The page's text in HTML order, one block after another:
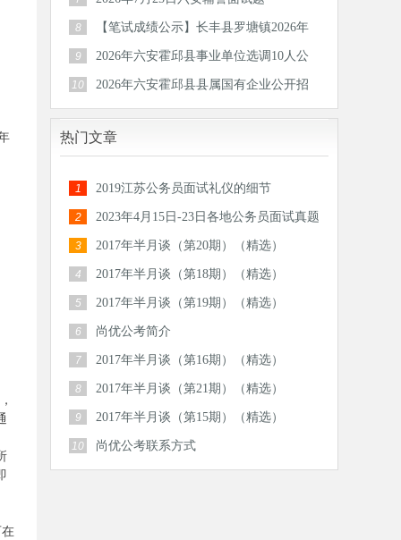
8
【笔试成绩公示】长丰县罗塘镇2026年
公开招
9
2026年六安霍邱县事业单位选调10人公
告
10
2026年六安霍邱县县属国有企业公开招
聘工作
热门文章
1 2019江苏公务员面试礼仪的细节
2
2023年4月15日-23日各地公务员面试真题
汇总
3 2017年半月谈（第20期）（精选）
4 2017年半月谈（第18期）（精选）
5 2017年半月谈（第19期）（精选）
6 尚优公考简介
7 2017年半月谈（第16期）（精选）
8 2017年半月谈（第21期）（精选）
9 2017年半月谈（第15期）（精选）
10 尚优公考联系方式